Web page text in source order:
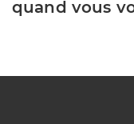
quand vous